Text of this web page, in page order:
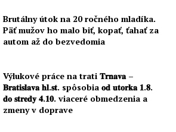
Brutálny útok na 20 ročného mladíka.
Päť mužov ho malo biť, kopať, ťahať za
autom až do bezvedomia
Výlukové práce na trati 𝐓𝐫𝐧𝐚𝐯𝐚 –
𝐁𝐫𝐚𝐭𝐢𝐬𝐥𝐚𝐯𝐚 𝐡𝐥.𝐬𝐭. spôsobia 𝐨𝐝 𝐮𝐭𝐨𝐫𝐤𝐚 𝟏.𝟖.
𝐝𝐨 𝐬𝐭𝐫𝐞𝐝𝐲 𝟒.𝟏𝟎. viaceré obmedzenia a
zmeny v doprave